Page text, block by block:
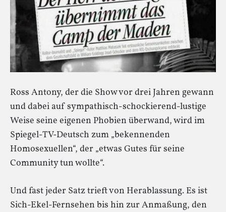
Ross Antony, der die Show vor drei Jahren gewann
und dabei auf sympathisch-schockierend-lustige
Weise seine eigenen Phobien überwand, wird im
Spiegel-TV-Deutsch zum „bekennenden
Homosexuellen“, der „etwas Gutes für seine
Community tun wollte“.
Und fast jeder Satz trieft von Herablassung. Es ist
Sich-Ekel-Fernsehen bis hin zur Anmaßung, den